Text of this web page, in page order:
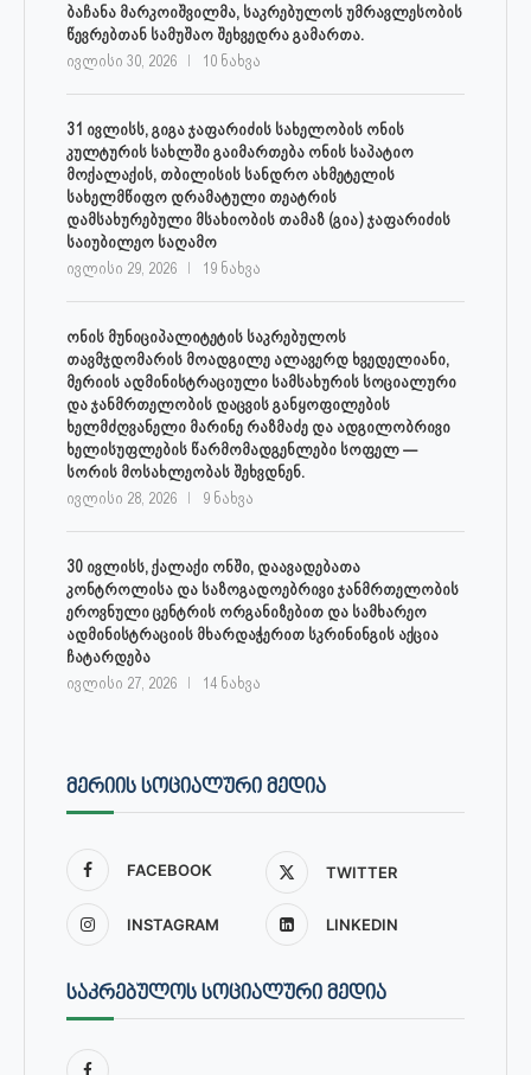
ბაჩანა მარკოიშვილმა, საკრებულოს უმრავლესობის
წევრებთან სამუშაო შეხვედრა გამართა.
ივლისი 30, 2026 10 ნახვა
31 ივლისს, გიგა ჯაფარიძის სახელობის ონის
კულტურის სახლში გაიმართება ონის საპატიო
მოქალაქის, თბილისის სანდრო ახმეტელის
სახელმწიფო დრამატული თეატრის
დამსახურებული მსახიობის თამაზ (გია) ჯაფარიძის
საიუბილეო საღამო
ივლისი 29, 2026 19 ნახვა
ონის მუნიციპალიტეტის საკრებულოს
თავმჯდომარის მოადგილე ალავერდ ხვედელიანი,
მერიის ადმინისტრაციული სამსახურის სოციალური
და ჯანმრთელობის დაცვის განყოფილების
ხელმძღვანელი მარინე რაზმაძე და ადგილობრივი
ხელისუფლების წარმომადგენლები სოფელ —
სორის მოსახლეობას შეხვდნენ.
ივლისი 28, 2026 9 ნახვა
30 ივლისს, ქალაქი ონში, დაავადებათა
კონტროლისა და საზოგადოებრივი ჯანმრთელობის
ეროვნული ცენტრის ორგანიზებით და სამხარეო
ადმინისტრაციის მხარდაჭერით სკრინინგის აქცია
ჩატარდება
ივლისი 27, 2026 14 ნახვა
ᲛᲔᲠᲘᲘᲡ ᲡᲝᲪᲘᲐᲚᲣᲠᲘ ᲛᲔᲓᲘᲐ
FACEBOOK TWITTER
INSTAGRAM LINKEDIN
ᲡᲐᲙᲠᲔᲑᲣᲚᲝᲡ ᲡᲝᲪᲘᲐᲚᲣᲠᲘ ᲛᲔᲓᲘᲐ